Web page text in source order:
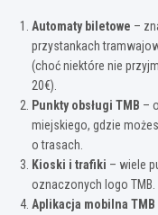
Automaty biletowe –
przystankach
(choć niektóre nie
20€).
Punkty obsługi TMB –
miejskiego, gdzie
o trasach.
Kioski i trafiki – wiele
oznaczonych logo TMB.
Aplikacja mobilna TMB